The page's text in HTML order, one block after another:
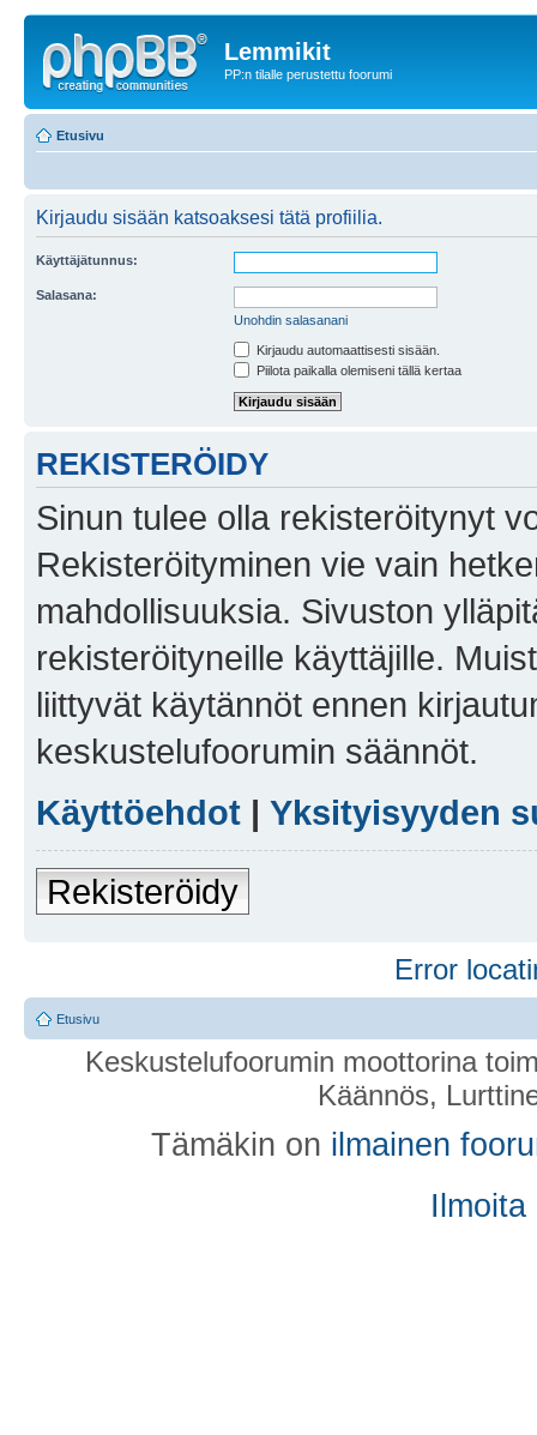
Lemmikit
PP:n tilalle perustettu foorumi
Etusivu
Kirjaudu sisään katsoaksesi tätä profiilia.
Käyttäjätunnus:
Salasana:
Unohdin salasanani
Kirjaudu automaattisesti sisään.
Piilota paikalla olemiseni tällä kertaa
REKISTERÖIDY
Sinun tulee olla rekisteröitynyt
Rekisteröityminen vie vain
mahdollisuuksia. Sivuston
rekisteröityneille käyttäjille.
liittyvät käytännöt ennen
keskustelufoorumin säännöt.
Käyttöehdot | Yksityisyyden
Rekisteröidy
Error
Etusivu
Keskustelufoorumin moottorina
Käännös,
Tämäkin on ilmainen